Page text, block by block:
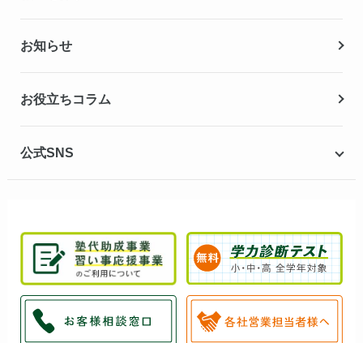
冬期講習
お知らせ
お役立ちコラム
公式SNS